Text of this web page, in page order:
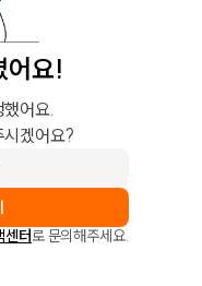
어요!
어요.
겠어요?
센터로 문의해주세요.